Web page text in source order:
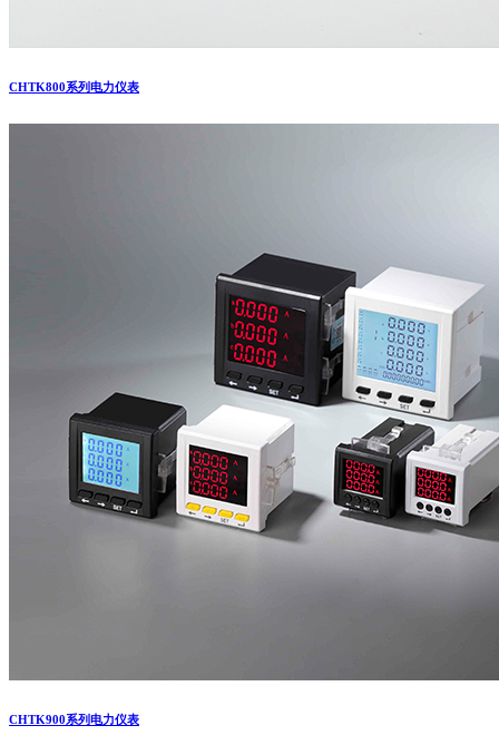
CHTK800系列电力仪表
CHTK900系列电力仪表